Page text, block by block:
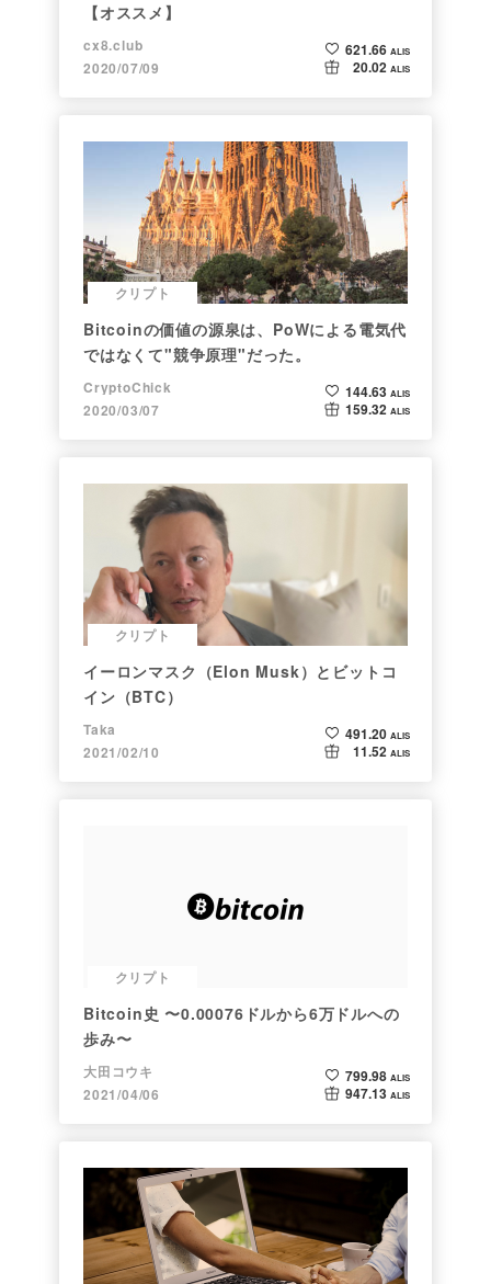
【オススメ】
cx8.club
2020/07/09
621.66 ALIS
20.02 ALIS
クリプト
Bitcoinの価値の源泉は、PoWによる電気代
ではなくて"競争原理"だった。
CryptoChick
2020/03/07
144.63 ALIS
159.32 ALIS
クリプト
イーロンマスク（Elon Musk）とビットコ
イン（BTC）
Taka
2021/02/10
491.20 ALIS
11.52 ALIS
クリプト
Bitcoin史 〜0.00076ドルから6万ドルへの
歩み〜
大田コウキ
2021/04/06
799.98 ALIS
947.13 ALIS